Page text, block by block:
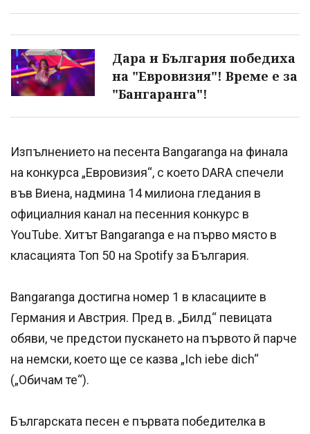
Дара и България победиха
на "Евровизия"! Време е за
"Бангаранга"!
Изпълнението на песента Bangaranga на финала
на конкурса „Евровизия“, с което DARA спечели
във Виена, надмина 14 милиона гледания в
официалния канал на песенния конкурс в
YouTube. Хитът Bangaranga е на първо място в
класацията Топ 50 на Spotify за България.
Bangaranga достигна номер 1 в класациите в
Германия и Австрия. Пред в. „Билд“ певицата
обяви, че предстои пускането на първото й парче
на немски, което ще се казва „Ich iebe dich“
(„Обичам те“).
Българската песен е първата победителка в